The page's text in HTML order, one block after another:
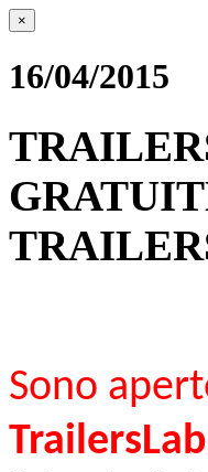
×
16/04/2015
Sono